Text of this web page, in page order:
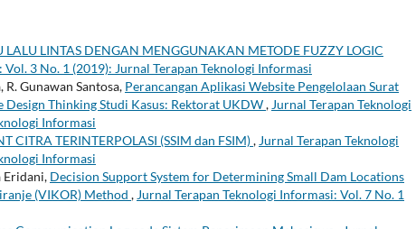
LALU LINTAS DENGAN MENGGUNAKAN METODE FUZZY LOGIC
3 No. 1 (2019): Jurnal Terapan Teknologi Informasi
Gunawan Santosa, Perancangan Aplikasi Website Pengelolaan Surat
Thinking Studi Kasus: Rektorat UKDW, Jurnal Terapan Teknologi
Informasi
CITRA TERINTERPOLASI (SSIM dan FSIM), Jurnal Terapan Teknologi
Informasi
Eridani, Decision Support System for Determining Small Dam Locations
(VIKOR) Method , Jurnal Terapan Teknologi Informasi: Vol. 7 No. 1